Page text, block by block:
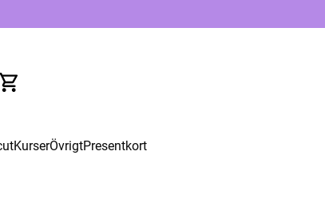
KurserÖvrigtPresentkort